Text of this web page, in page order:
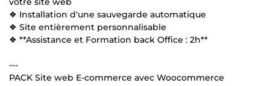
❖ Installation d'une sauvegarde automatique
❖ Site entièrement personnalisable
❖ **Assistance et Formation back Office : 2h**
---
PACK Site web E-commerce avec Woocommerce